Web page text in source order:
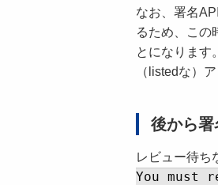
なお、署名
るため、この
とになります
（listedな）
後から
レビュー待ち
You must